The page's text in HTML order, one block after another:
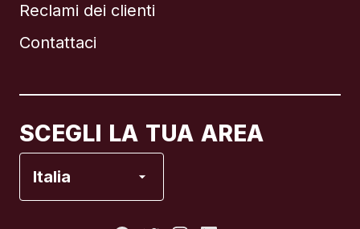
Reclami dei clienti
Contattaci
SCEGLI LA TUA AREA
Italia
Brasile